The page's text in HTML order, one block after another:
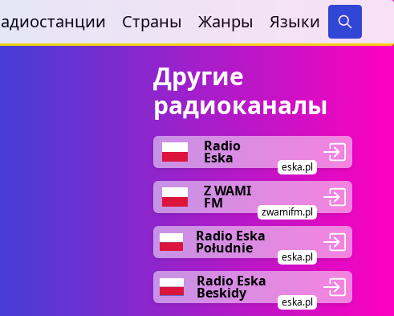
Страны Жанры Языки
Search
Другие
радиоканалы
Radio
Eska
eska.pl
Z WAMI
FM
zwamifm.pl
Radio Eska
Południe
eska.pl
Radio Eska
Beskidy
eska.pl